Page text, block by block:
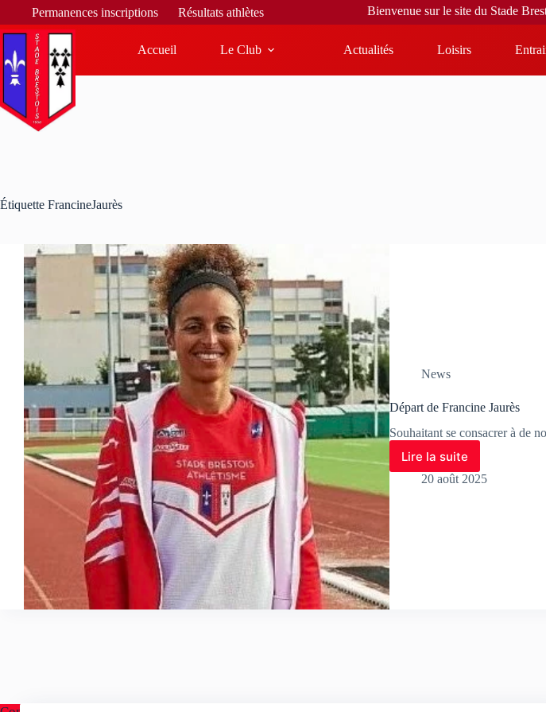
Permanences inscriptions Résultats athlètes Bienvenue sur le site du Stade
Accueil Le Club Actualités Loisirs
Étiquette FrancineJaurès
News
Départ de Francine Jaurès
Souhaitant se consacrer à de
Lire la suite
20 août 2025